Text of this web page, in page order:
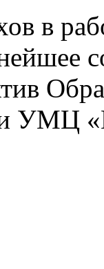
в
УМЦ